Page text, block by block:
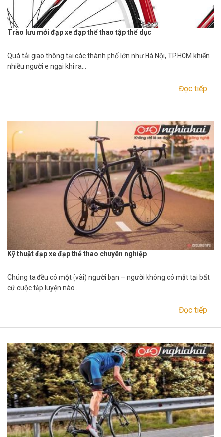
Trào lưu mới đạp xe đạp thể thao tập thể dục
Quá tải giao thông tại các thành phố lớn như Hà Nội, TP.HCM khiến
nhiều người e ngại khi ra…
Đọc tiếp
Kỹ thuật đạp xe đạp thể thao chuyên nghiệp
Chúng ta đều có một (vài) người bạn – người không có mặt tại bất
cứ cuộc tập luyện nào…
Đọc tiếp